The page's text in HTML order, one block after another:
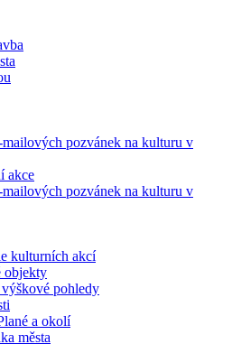
mailových pozvánek na kulturu v
akce
mailových pozvánek na kulturu v
kulturních akcí
objekty
pohledy
a okolí
města